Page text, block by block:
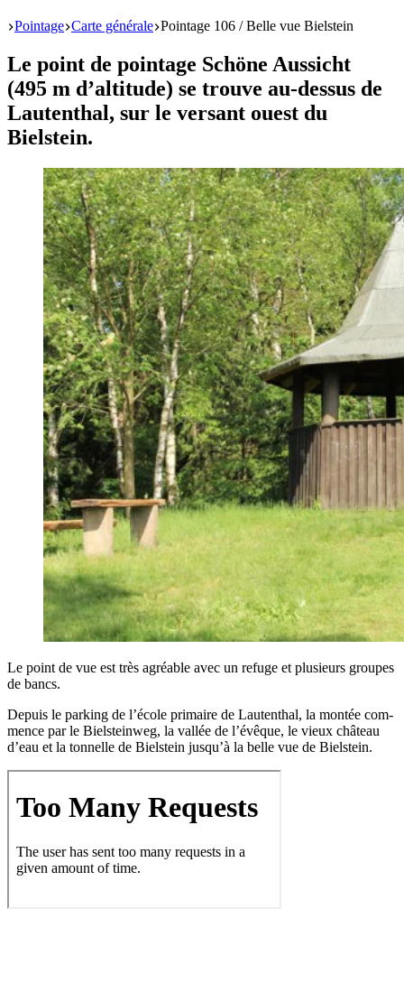
Start
Pointage Carte générale Pointage 106 / Belle vue Bielstein
Le point de pointage Schöne Aussicht
(495 m d’altitude) se trouve au-dessus de
Lautenthal, sur le versant ouest du
Bielstein.
Le point de vue est très agréable avec un refuge et plu­sieurs groupes
de bancs.
Depuis le par­king de l’é­cole pri­maire de Lau­ten­thal, la mon­tée com­
mence par le Biel­stein­weg, la val­lée de l’é­vêque, le vieux châ­teau
d’eau et la ton­nelle de Biel­stein jus­qu’à la belle vue de Bielstein.